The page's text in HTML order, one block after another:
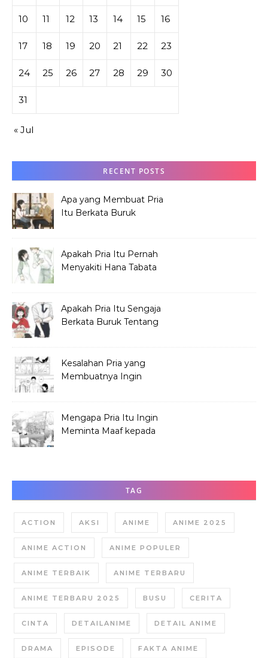
10 11 12 13 14 15 16
17 18 19 20 21 22 23
24 25 26 27 28 29 30
31
« Jul
RECENT POSTS
Apa yang Membuat Pria
Itu Berkata Buruk
Apakah Pria Itu Pernah
Menyakiti Hana Tabata
Apakah Pria Itu Sengaja
Berkata Buruk Tentang
Kesalahan Pria yang
Membuatnya Ingin
Mengapa Pria Itu Ingin
Meminta Maaf kepada
TAG
ACTION AKSI ANIME ANIME 2025
ANIME ACTION ANIME POPULER
ANIME TERBAIK ANIME TERBARU
ANIME TERBARU 2025 BUSU CERITA
CINTA DETAILANIME DETAIL ANIME
DRAMA EPISODE FAKTA ANIME